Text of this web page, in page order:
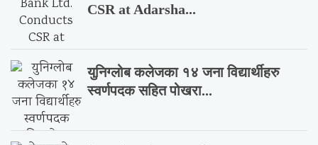
CSR at Adarsha...
युनिग्लोब कलेजका १४ जना विद्यार्थीहरु
स्वर्णपदक सहित पोखरा...